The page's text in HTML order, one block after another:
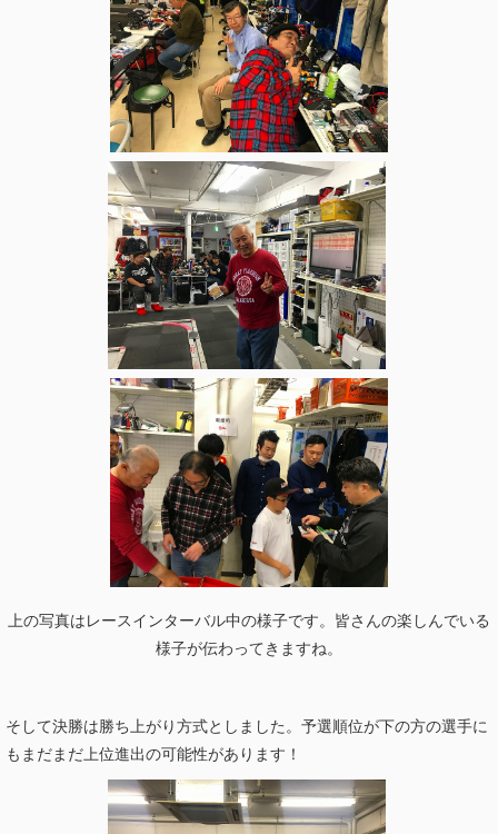
上の写真はレースインターバル中の様子です。皆さんの楽しんでいる
様子が伝わってきますね。
そして決勝は勝ち上がり方式としました。予選順位が下の方の選手に
もまだまだ上位進出の可能性があります！